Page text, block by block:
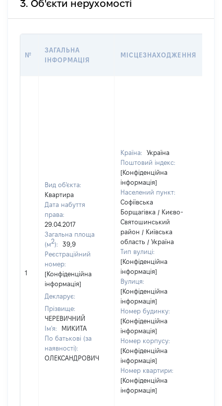
3. Об'єкти нерухомості
№
ЗАГАЛЬНА
ІНФОРМАЦІЯ
МІСЦЕЗНАХОДЖЕННЯ
1
Вид об'єкта:
Квартира
Дата набуття
права:
29.04.2017
Загальна площа
(м2):
39,9
Реєстраційний
номер:
[Конфіденційна
інформація]
Декларує:
Прізвище:
ЧЕРЕВИЧНИЙ
Ім'я:
МИКИТА
По батькові (за
наявності):
ОЛЕКСАНДРОВИЧ
Країна:
Україна
Поштовий індекс:
[Конфіденційна
інформація]
Населений пункт:
Софіївська
Борщагівка / Києво-
Святошинський
район / Київська
область / Україна
Тип вулиці:
[Конфіденційна
інформація]
Вулиця:
[Конфіденційна
інформація]
Номер будинку:
[Конфіденційна
інформація]
Номер корпусу:
[Конфіденційна
інформація]
Номер квартири:
[Конфіденційна
інформація]